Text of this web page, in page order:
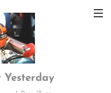
Yesterday